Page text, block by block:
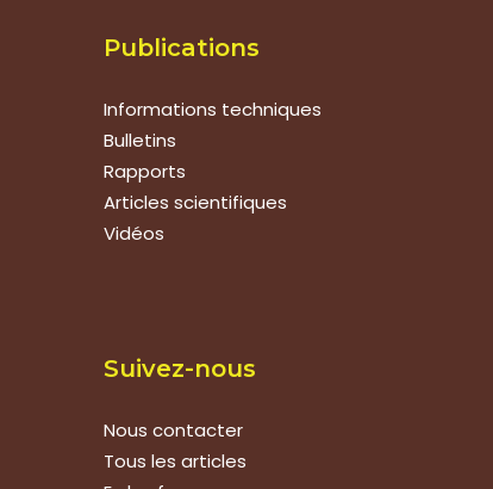
Publications
Informations techniques
Bulletins
Rapports
Articles scientifiques
Vidéos
Suivez-nous
Nous contacter
Tous les articles